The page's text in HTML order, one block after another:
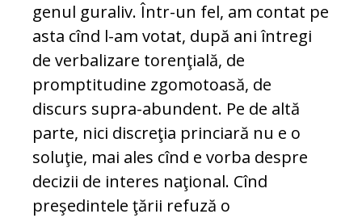
genul guraliv. Într-un fel, am contat pe
asta cînd l-am votat, după ani întregi
de verbalizare torenţială, de
promptitudine zgomotoasă, de
discurs supra-abundent. Pe de altă
parte, nici discreţia princiară nu e o
soluţie, mai ales cînd e vorba despre
decizii de interes naţional. Cînd
preşedintele ţării refuză o